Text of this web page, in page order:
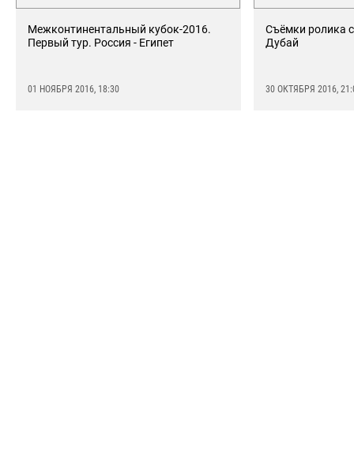
Межконтинентальный кубок-2016.
Первый тур. Россия - Египет
01 НОЯБРЯ 2016, 18:30
Съёмки ролика
Дубай
30 ОКТЯБРЯ 2016,